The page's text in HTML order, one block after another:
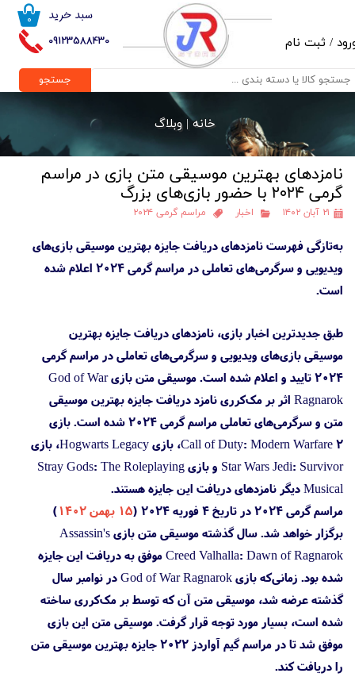
09123588430
۰ سبد خرید
/ ثبت نام
حساب کاربری من
تغییر گذر واژه
خروج از حساب کاربری
جستجو
خانه |وبلاگ
نامزدهای بهترین موسیقی متن بازی در مراسم
گرمی ۲۰۲۴ با حضور بازی‌های بزرگ
۲۱ آبان ۱۴۰۲ اخبار مراسم گرمی ۲۰۲۴
به‌تازگی فهرست نامزدهای دریافت جایزه بهترین موسیقی بازی‌های
ویدیویی و سرگرمی‌های تعاملی در مراسم گرمی ۲۰۲۴ اعلام شده
است.
طبق جدیدترین اخبار بازی، نامزدهای دریافت جایزه بهترین
موسیقی بازی‌های ویدیویی و سرگرمی‌های تعاملی در مراسم گرمی
۲۰۲۴ تایید و اعلام شده است. موسیقی متن بازی God of War
Ragnarok اثر بر مک‌کرری نامزد دریافت جایزه بهترین موسیقی
متن و سرگرمی‌های تعاملی مراسم گرمی ۲۰۲۴ شده است. بازی‌
Call of Duty: Modern Warfare 2، بازی Hogwarts Legacy، بازی
Star Wars Jedi: Survivor و بازی Stray Gods: The Roleplaying
Musical دیگر نامزدهای دریافت این جایزه هستند.
مراسم گرمی ۲۰۲۴ در تاریخ ۴ فوریه ۲۰۲۴ (
۱۵ بهمن ۱۴۰۲
)
برگزار خواهد شد. سال گذشته موسیقی متن بازی Assassin's
Creed Valhalla: Dawn of Ragnarok موفق به دریافت این جایزه
شده بود. زمانی‌که بازی God of War Ragnarok در نوامبر سال
گذشته عرضه شد، موسیقی متن آن که توسط بر مک‌کرری ساخته
شده است، بسیار مورد توجه قرار گرفت. موسیقی متن این بازی
موفق شد تا در مراسم گیم آواردز ۲۰۲۲ جایزه بهترین موسیقی متن
را دریافت کند.